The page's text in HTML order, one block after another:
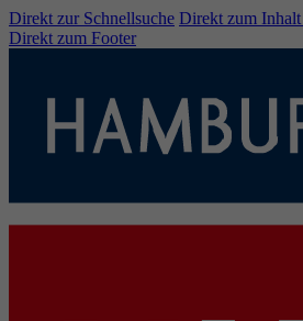
Direkt zur Schnellsuche Direkt zum Inhalt
Direkt zum Footer